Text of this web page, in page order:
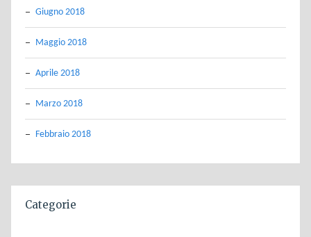
Giugno 2018
Maggio 2018
Aprile 2018
Marzo 2018
Febbraio 2018
Categorie